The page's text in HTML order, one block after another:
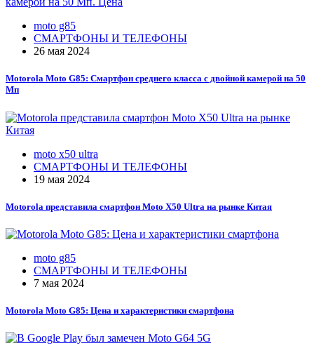
moto g85
СМАРТФОНЫ И ТЕЛЕФОНЫ
26 мая 2024
Motorola Moto G85: Смартфон среднего класса с двойной камерой на 50
Мп
moto x50 ultra
СМАРТФОНЫ И ТЕЛЕФОНЫ
19 мая 2024
Motorola представила смартфон Moto X50 Ultra на рынке Китая
moto g85
СМАРТФОНЫ И ТЕЛЕФОНЫ
7 мая 2024
Motorola Moto G85: Цена и характеристики смартфона